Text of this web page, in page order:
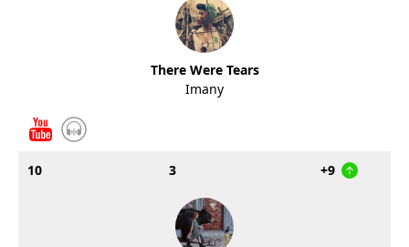
There Were Tears
Imany
10 3 +9